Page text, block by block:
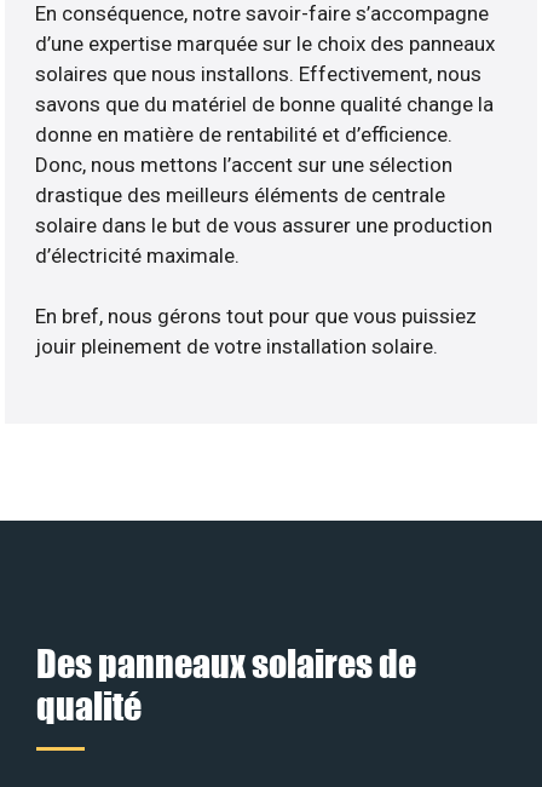
En conséquence, notre savoir-faire s’accompagne
d’une expertise marquée sur le choix des panneaux
solaires que nous installons. Effectivement, nous
savons que du matériel de bonne qualité change la
donne en matière de rentabilité et d’efficience.
Donc, nous mettons l’accent sur une sélection
drastique des meilleurs éléments de centrale
solaire dans le but de vous assurer une production
d’électricité maximale.
En bref, nous gérons tout pour que vous puissiez
jouir pleinement de votre installation solaire.
Des panneaux solaires de
qualité